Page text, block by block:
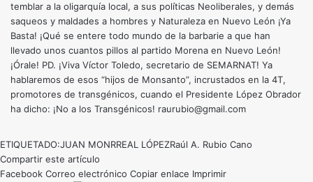
temblar a la oligarquía local, a sus políticas Neoliberales, y demás
saqueos y maldades a hombres y Naturaleza en Nuevo León ¡Ya
Basta! ¡Qué se entere todo mundo de la barbarie a que han
llevado unos cuantos pillos al partido Morena en Nuevo León!
¡Órale! PD. ¡Viva Víctor Toledo, secretario de SEMARNAT! Ya
hablaremos de esos “hijos de Monsanto”, incrustados en la 4T,
promotores de transgénicos, cuando el Presidente López Obrador
ha dicho: ¡No a los Transgénicos! raurubio@gmail.com
ETIQUETADO:JUAN MONRREAL LÓPEZRaúl A. Rubio Cano
Compartir este artículo
Facebook Correo electrónico Copiar enlace Imprimir